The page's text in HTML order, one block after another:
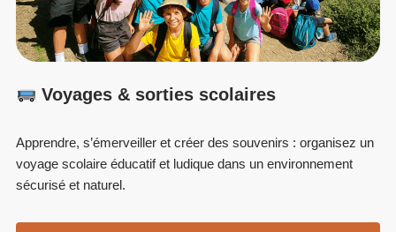
Voyages & sorties scolaires
Apprendre, s’émerveiller et créer des souvenirs : organisez un
voyage scolaire éducatif et ludique dans un environnement
sécurisé et naturel.